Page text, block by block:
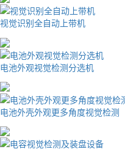
视觉识别全自动上带机
电池外观视觉检测分选机
电池外壳外观更多角度视觉检测